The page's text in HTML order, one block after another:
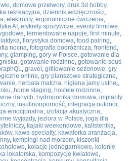
, domowe przetwory, druk 3d hobby,
rekreacyjna, dziennik wdzięczności,
, elektrolity, ergonomiczne ćwiczenia,
AI , etykiety spożywcze, eventy firmowe
, fermentowane napoje, first minute,
, florystyka domowa, food pairing,
nocna, fotografia podróżnicza, frontend ,
, glamping, góry w Polsce, gotowanie dla
, gotowanie rodzinne, gotowanie sous
, gravel , grillowanie sezonowe, gry
online, gry planszowe strategiczne,
, herbata matcha, higiena jamy ustnej,
, home staging, hostele rodzinne,
danych, hydroponika domowa, implanty
, insulinooporność, integracja outdoor,
emocjonalna, izolacja akustyczna,
wyjazdy, jeziora w Polsce, joga dla
, kajaki weekendowe, kalistenika,
, kawa specialty, kawalerka aranżacja,
, kempingi nad morzem, kiszonki
, kolacje jednogarnkowe, kolonie
lokatorska, kompozycje kwiatowe,